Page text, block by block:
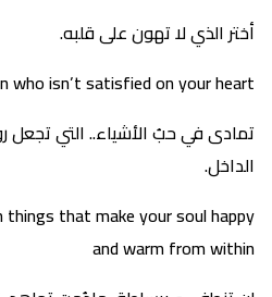
أختر الذي لا تهون على قلبه.
who isn’t satisfied on your heart
تمادى في حبُ الأشياء.. التي
الداخل.
that make your soul happy
and warm from within